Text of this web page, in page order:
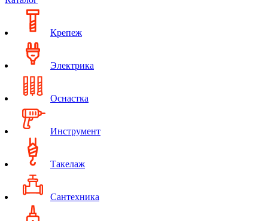
Крепеж
Электрика
Оснастка
Инструмент
Такелаж
Сантехника